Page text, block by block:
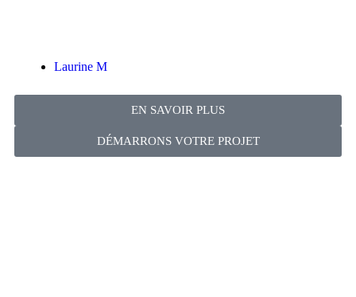
Laurine M
EN SAVOIR PLUS
DÉMARRONS VOTRE PROJET